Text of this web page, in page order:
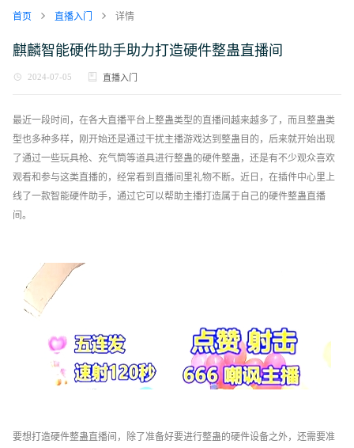
首页 直播入门 详情
麒麟智能硬件助手助力打造硬件整蛊直播间
2024-07-05 直播入门
最近一段时间，在各大直播平台上整蛊类型的直播间越来越多了，而且整蛊类
型也多种多样，刚开始还是通过干扰主播游戏达到整蛊目的，后来就开始出现
了通过一些玩具枪、充气筒等道具进行整蛊的硬件整蛊，还是有不少观众喜欢
观看和参与这类直播的，经常看到直播间里礼物不断。近日，在插件中心里上
线了一款智能硬件助手，通过它可以帮助主播打造属于自己的硬件整蛊直播
间。
要想打造硬件整蛊直播间，除了准备好要进行整蛊的硬件设备之外，还需要准